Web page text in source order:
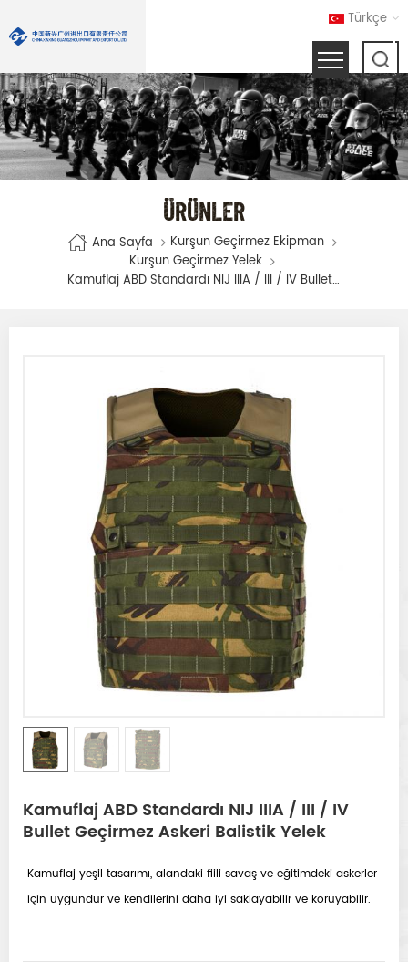
Türkçe
ÜRÜNLER
Ana Sayfa
Kurşun Geçirmez Ekipman
Kurşun Geçirmez Yelek
Kamuflaj ABD Standardı NIJ IIIA / III / IV Bullet Geçirmez Askeri Balistik Yelek
Kamuflaj ABD Standardı NIJ IIIA / III / IV
Bullet Geçirmez Askeri Balistik Yelek
Kamuflaj yeşil tasarımı, alandaki fiili savaş ve eğitimdeki askerler
için uygundur ve kendilerini daha iyi saklayabilir ve koruyabilir.